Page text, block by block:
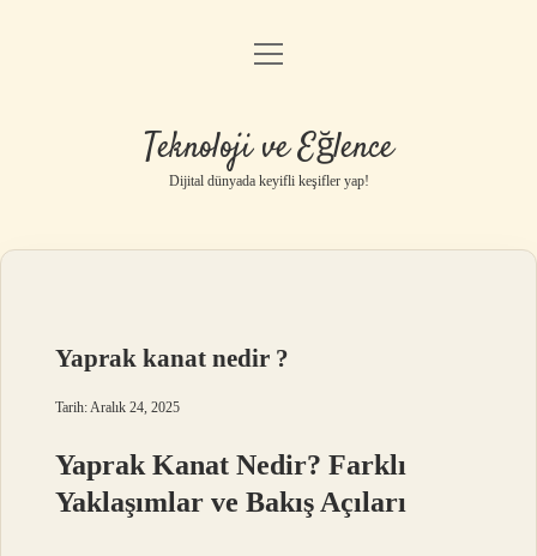
Anasayfa
Yasal Uyarı
menüyü
Teknoloji ve Eğlence
Dijital dünyada keyifli keşifler yap!
Yaprak kanat nedir ?
Tarih: Aralık 24, 2025
Yaprak Kanat Nedir? Farklı
Yaklaşımlar ve Bakış Açıları